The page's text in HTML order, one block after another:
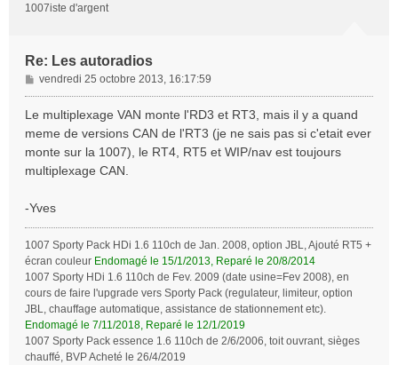
1007iste d'argent
Re: Les autoradios
M
e
s
a
g
e
vendredi 25 octobre 2013, 16:17:59
Le multiplexage VAN monte l'RD3 et RT3, mais il y a quand
meme de versions CAN de l'RT3 (je ne sais pas si c'etait ever
monte sur la 1007), le RT4, RT5 et WIP/nav est toujours
multiplexage CAN.
-Yves
1007 Sporty Pack HDi 1.6 110ch de Jan. 2008, option JBL, Ajouté RT5 +
écran couleur Endomagé le 15/1/2013, Reparé le 20/8/2014
1007 Sporty HDi 1.6 110ch de Fev. 2009 (date usine=Fev 2008), en
cours de faire l'upgrade vers Sporty Pack (regulateur, limiteur, option
JBL, chauffage automatique, assistance de stationnement etc).
Endomagé le 7/11/2018, Reparé le 12/1/2019
1007 Sporty Pack essence 1.6 110ch de 2/6/2006, toit ouvrant, sièges
chauffé, BVP Acheté le 26/4/2019